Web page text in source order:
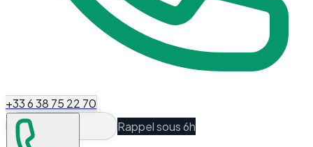
+33 6 38 75 22 70
Rappel sous 6h